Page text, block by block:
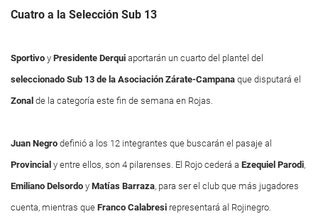
Cuatro a la Selección Sub 13
Sportivo y Presidente Derqui aportarán un cuarto del plantel del
seleccionado Sub 13 de la Asociación Zárate-Campana que disputará el
Zonal de la categoría este fin de semana en Rojas.
Juan Negro definió a los 12 integrantes que buscarán el pasaje al
Provincial y entre ellos, son 4 pilarenses. El Rojo cederá a Ezequiel Parodi,
Emiliano Delsordo y Matías Barraza, para ser el club que más jugadores
cuenta, mientras que Franco Calabresi representará al Rojinegro.